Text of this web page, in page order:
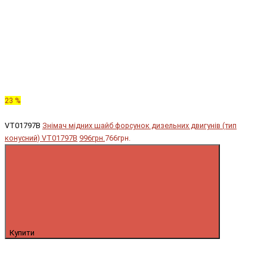
23 %
VT01797B Знімач мідних шайб форсунок дизельних двигунів (тип
конусний) VT01797B 996грн.766грн.
Купити